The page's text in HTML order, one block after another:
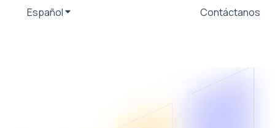
EspañolTraducciones de Mostrar submenú de
Contáctanos